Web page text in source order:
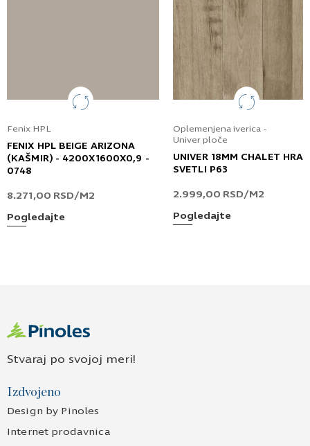
Fenix HPL
FENIX HPL BEIGE ARIZONA
(KAŠMIR) - 4200X1600X0,9 -
0748
8.271,00 RSD/M2
Pogledajte
Oplemenjena iverica -
Univer ploče
UNIVER 18MM CHALET
SVETLI P63
2.999,00 RSD/M2
Pogledajte
Stvaraj po svojoj meri!
Izdvojeno
Design by Pinoles
Internet prodavnica